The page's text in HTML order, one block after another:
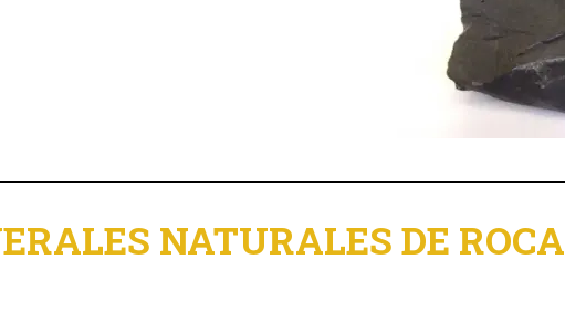
NATURALES DE ROCA